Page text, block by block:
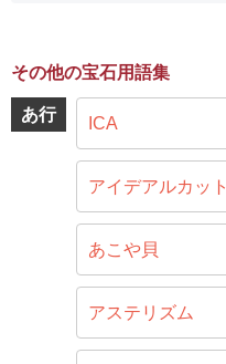
その他の宝石用語集
あ行 ICA
アイデアルカット
あこや貝
アステリズム